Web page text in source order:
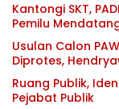
Kantongi SKT,
Pemilu
Usulan Calon
Diprotes,
Ruang Publik,
Pejabat Publik